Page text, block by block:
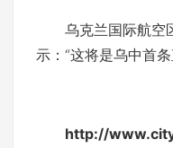
乌克兰国际航空
示：“这将是乌中首
http://